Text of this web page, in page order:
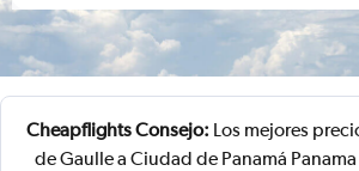
Cheapflights Consejo: Los mejores
de Gaulle a Ciudad de Panamá